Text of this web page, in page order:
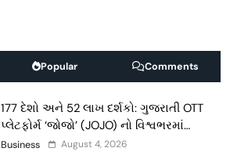
Popular Comments
177 દેશો અને 52 લાખ દર્શકો: ગુજરાતી OTT
પ્લેટફોર્મ ‘જોજો’ (JOJO) નો વિશ્વભરમાં
દબદબો
Business August 4, 2026